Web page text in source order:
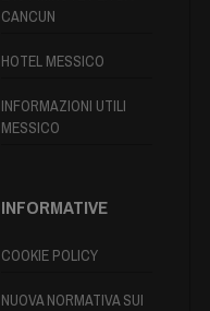
CANCUN
HOTEL MESSICO
INFORMAZIONI UTILI
MESSICO
INFORMATIVE
COOKIE POLICY
NUOVA NORMATIVA SUI